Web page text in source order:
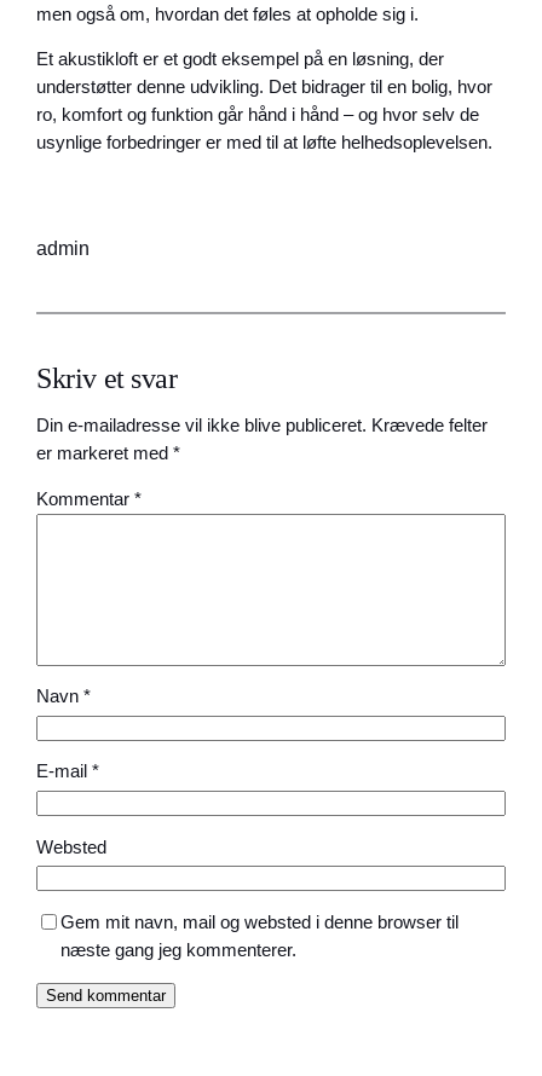
men også om, hvordan det føles at opholde sig i.
Et akustikloft er et godt eksempel på en løsning, der
understøtter denne udvikling. Det bidrager til en bolig, hvor
ro, komfort og funktion går hånd i hånd – og hvor selv de
usynlige forbedringer er med til at løfte helhedsoplevelsen.
admin
Skriv et svar
Din e-mailadresse vil ikke blive publiceret. Krævede felter
er markeret med*
Kommentar*
Navn*
E-mail*
Websted
Gem mit navn, mail og websted i denne browser til
næste gang jeg kommenterer.